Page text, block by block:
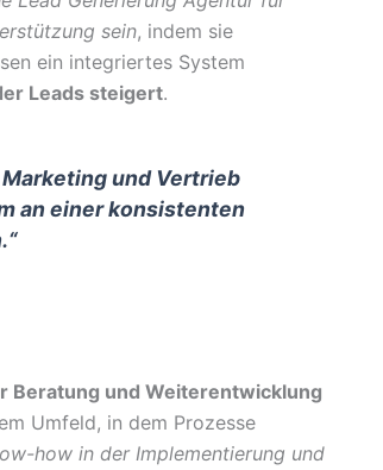
sein, indem sie
ein integriertes System
Leads steigert.
und Vertrieb
an einer konsistenten
Beratung und Weiterentwicklung
Umfeld, in dem Prozesse
how in der Implementierung und